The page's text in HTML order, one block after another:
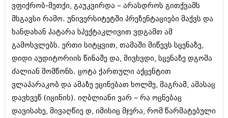
მარტი 2012 (259)
იანვარი 2012 (322)
ნოემბერი 2011 (471)
ოქტომბერი 2011 (754)
სექტემბერი 2011 (407)
აგვისტო 2011 (249)
ივლისი 2011 (400)
ივნისი 2011 (438)
მაისი 2011 (415)
აპრილი 2011 (294)
მარტი 2011 (654)
ვფიქრობ-მეთქი, გაუკვირდა – არასდროს გითქვამს
მსგავსი რამო. უნივერსიტეტში პრეზენტაციები მაქვს და
ხანდახან პატარა სპექტაკლივით ვდგამთ ამ
გამოსვლებს. ერთი სიტყვით, თამაში მიწევს სცენაზე,
დიდი აუდიტორიის წინაშე და, მივხვდი, სცენაზე დგომა
ძალიან მომწონს. ცოტა ქართული აქცენტით
ვლაპარაკობ და ამაზე ეცინებათ ხოლმე, მაგრამ, ამასაც
დავხვეწ (იცინის). იღბლიანი ვარ – რა ოცნებაც
დავისახე, მივაღწიე დ, იმისიც მჯერა, რომ წარმატებული